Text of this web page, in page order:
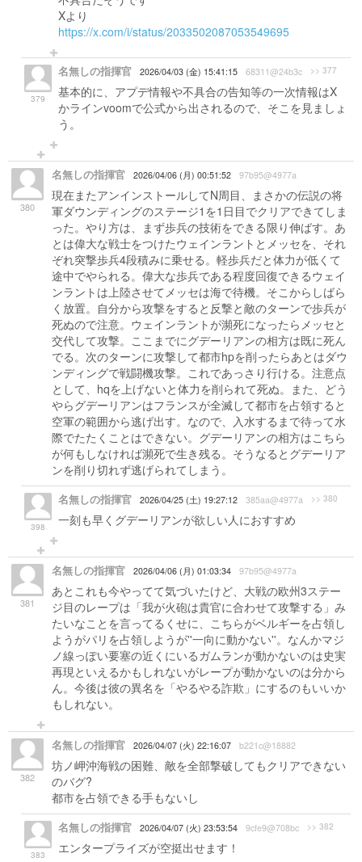
Xより
https://x.com/i/status/2033502087053549695
379
名無しの指揮官 2026/04/03 (金) 15:41:15 68311@24b3c >> 377
基本的に、アプデ情報や不具合の告知等の一次情報はX
かラインvoomで公式から出されるので、そこを見ましょ
う。
380
名無しの指揮官 2026/04/06 (月) 00:51:52 97b95@4977a
現在またアンインストールしてN周目、まさかの伝説の将
軍ダウンディングのステージ1を1日目でクリアできてしま
った。やり方は、まず歩兵の技術をできる限り伸ばす。あ
とは偉大な戦士をつけたウェインラントとメッセを、それ
ぞれ突撃歩兵4段積みに乗せる。軽歩兵だと体力が低くて
途中でやられる。偉大な歩兵である程度回復できるウェイ
ンラントは上陸させてメッセは海で待機。そこからしばら
く放置。自分から攻撃をすると反撃と敵のターンで歩兵が
死ぬので注意。ウェインラントが瀕死になったらメッセと
交代して攻撃。ここまでにグデーリアンの相方は既に死ん
でる。次のターンに攻撃して都市hpを削ったらあとはダウ
ンディングで戦闘機攻撃。これであっさり行ける。注意点
として、hqを上げないと体力を削られて死ぬ。また、どう
やらグデーリアンはフランスが全滅して都市を占領すると
空軍の範囲から逃げ出す。なので、入水するまで待って水
際でたたくことはできない。グデーリアンの相方はこちら
が何もしなければ瀕死で生き残る。そうなるとグデーリア
ンを削り切れず逃げられてしまう。
398
名無しの指揮官 2026/04/25 (土) 19:27:12 385aa@4977a >> 380
一刻も早くグデーリアンが欲しい人におすすめ
381
名無しの指揮官 2026/04/06 (月) 01:03:34 97b95@4977a
あとこれも今やってて気づいたけど、大戦の欧州3ステー
ジ目のレープは「我が火砲は貴官に合わせて攻撃する」み
たいなことを言ってるくせに、こちらがベルギーを占領し
ようがパリを占領しようが''一向に動かない''。なんかマジ
ノ線っぽい要塞の近くにいるガムランが動かないのは史実
再現といえるかもしれないがレープが動かないのは分から
ん。今後は彼の異名を「やるやる詐欺」にするのもいいか
もしれない。
382
名無しの指揮官 2026/04/07 (火) 22:16:07 b221c@18882
坊ノ岬沖海戦の困難、敵を全部撃破してもクリアできない
のバグ?
都市を占領できる手もないし
383
名無しの指揮官 2026/04/07 (火) 23:53:54 9cfe9@708bc >> 382
エンタープライズが空挺出せます！